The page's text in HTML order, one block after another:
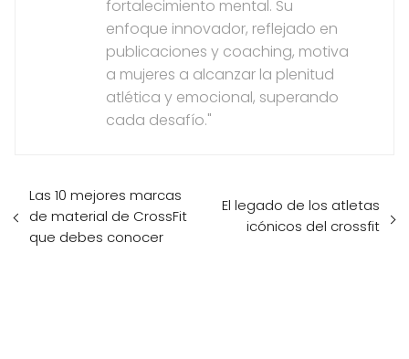
fortalecimiento mental. Su
enfoque innovador, reflejado en
publicaciones y coaching, motiva
a mujeres a alcanzar la plenitud
atlética y emocional, superando
cada desafío."
Las 10 mejores marcas
de material de CrossFit
que debes conocer
El legado de los atletas
icónicos del crossfit